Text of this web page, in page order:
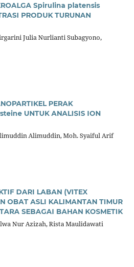
Spirulina platensis
PRODUK TURUNAN
Julia Nurlianti Subagyono,
PERAK
UNTUK ANALISIS ION
Alimuddin, Moh. Syaiful Arif
DARI LABAN (VITEX
OBAT ASLI KALIMANTAN TIMUR
SEBAGAI BAHAN KOSMETIK
Nur Azizah, Rista Maulidawati